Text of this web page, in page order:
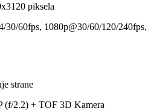
piksela
30/60fps, 1080p@30/60/120/240fps,
strane
(f/2.2) + TOF 3D Kamera